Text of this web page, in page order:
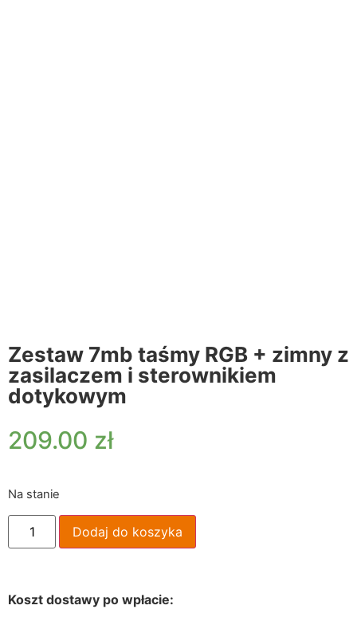
Zestaw 7mb taśmy RGB + zimny z
zasilaczem i sterownikiem
dotykowym
209.00 zł
Na stanie
Dodaj do koszyka
Koszt dostawy po wpłacie: